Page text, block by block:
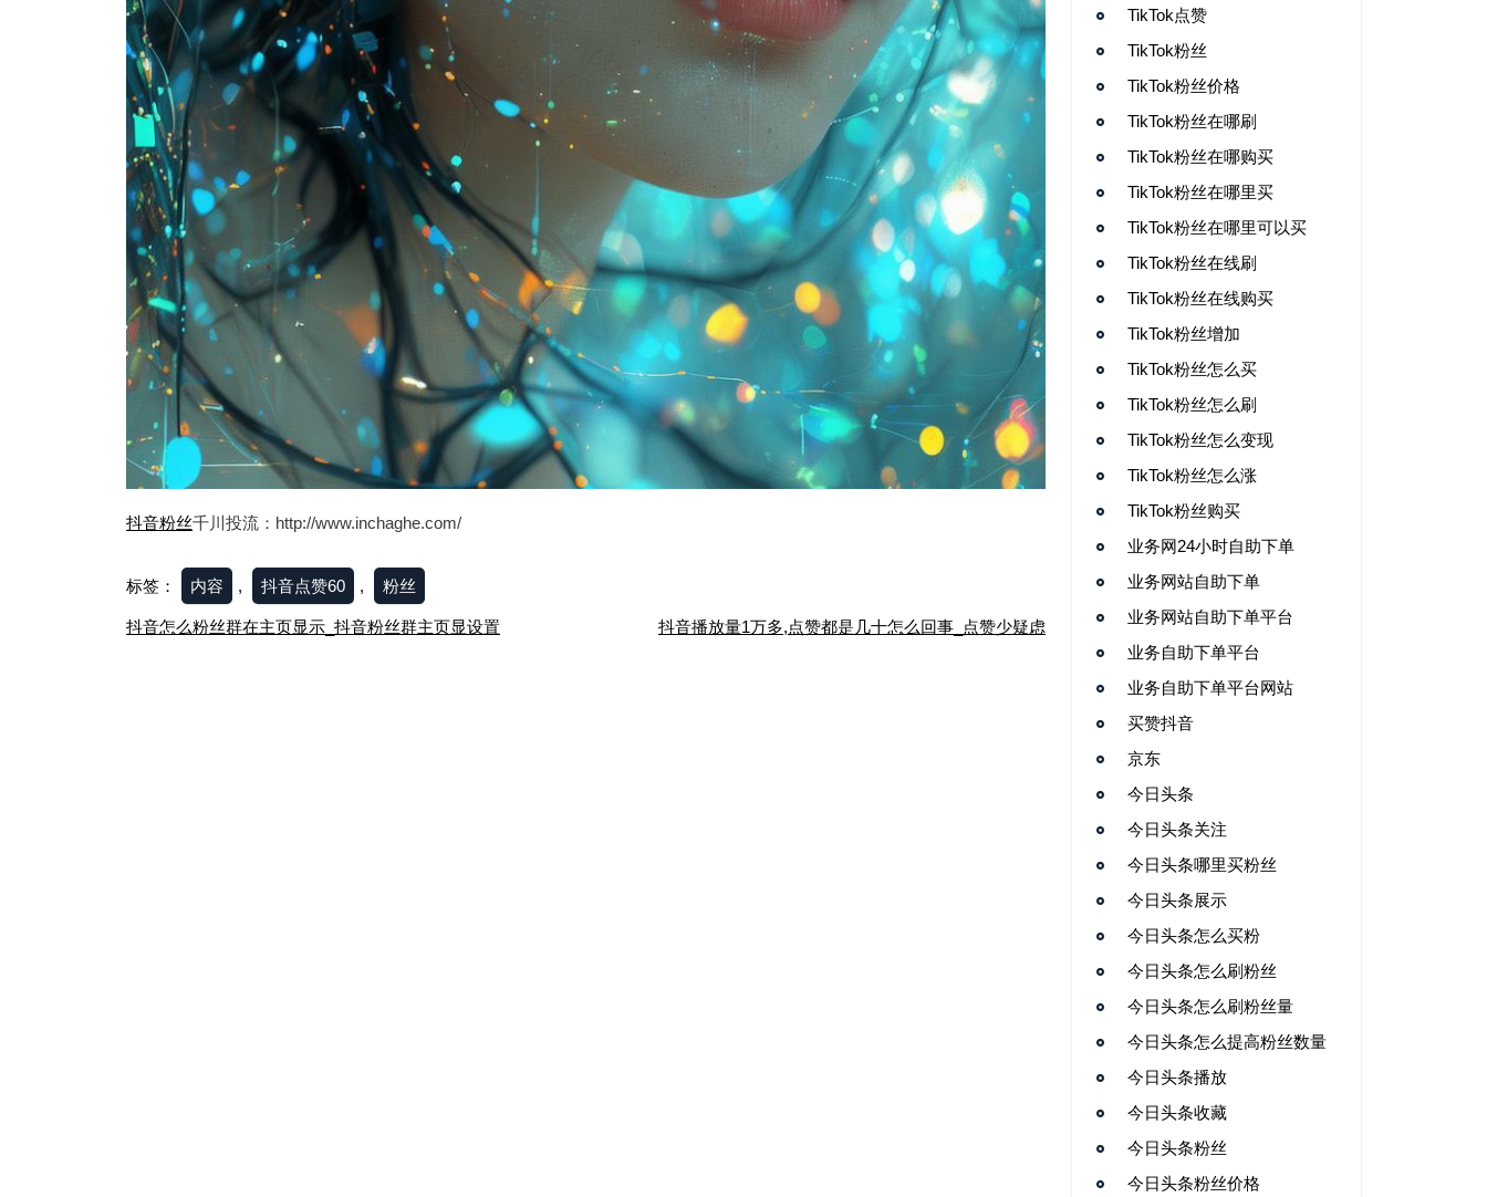
抖音粉丝千川投流：http://www.inchaghe.com/
标签： 内容 , 抖音点赞60 , 粉丝
文
抖音怎么粉丝群在主页显示_抖音粉丝群主页显设置 抖音播放量1万多,点赞都是几十怎么回事_点赞少疑虑
TikTok点赞
TikTok粉丝
TikTok粉丝价格
TikTok粉丝在哪刷
TikTok粉丝在哪购买
TikTok粉丝在哪里买
TikTok粉丝在哪里可以买
TikTok粉丝在线刷
TikTok粉丝在线购买
TikTok粉丝增加
TikTok粉丝怎么买
TikTok粉丝怎么刷
TikTok粉丝怎么变现
TikTok粉丝怎么涨
TikTok粉丝购买
业务网24小时自助下单
业务网站自助下单
业务网站自助下单平台
业务自助下单平台
业务自助下单平台网站
买赞抖音
京东
今日头条
今日头条关注
今日头条哪里买粉丝
今日头条展示
今日头条怎么买粉
今日头条怎么刷粉丝
今日头条怎么刷粉丝量
今日头条怎么提高粉丝数量
今日头条播放
今日头条收藏
今日头条粉丝
今日头条粉丝价格